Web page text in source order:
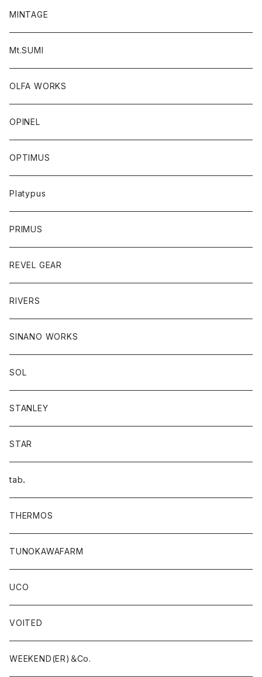
MINTAGE
Mt.SUMI
OLFA WORKS
OPINEL
OPTIMUS
Platypus
PRIMUS
REVEL GEAR
RIVERS
SINANO WORKS
SOL
STANLEY
STAR
tab．
THERMOS
TUNOKAWAFARM
UCO
VOITED
WEEKEND(ER)＆Co.